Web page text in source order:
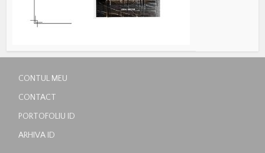
CONTUL MEU
CONTACT
PORTOFOLIU ID
ARHIVA ID